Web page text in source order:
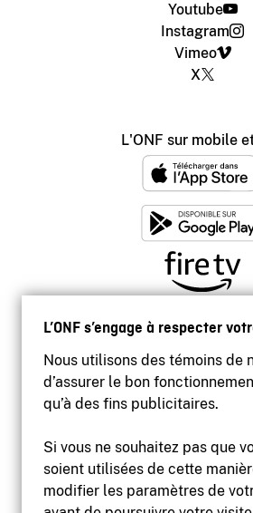
L’ONF s’engage à respecter
Nous utilisons des témoins de
d’assurer le bon
qu’à des fins publicitaires.
Si vous ne souhaitez pas que
soient utilisées de cette
modifier les paramètres de
Youtube
Instagram
Vimeo
X
L'ONF sur mobile
Accessibilité